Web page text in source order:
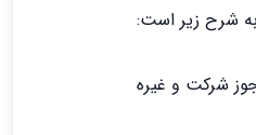
به شرح زیر است:
شرکت و غیره